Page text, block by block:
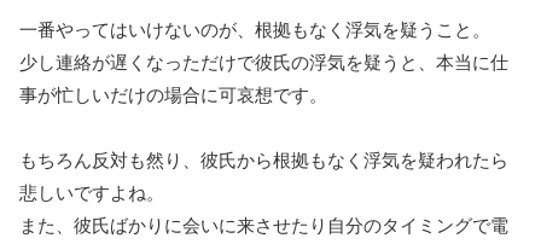
一番やってはいけないのが、根拠もなく浮気を疑うこと。
少し連絡が遅くなっただけで彼氏の浮気を疑うと、本当に仕
事が忙しいだけの場合に可哀想です。
もちろん反対も然り、彼氏から根拠もなく浮気を疑われたら
悲しいですよね。
また、彼氏ばかりに会いに来させたり自分のタイミングで電